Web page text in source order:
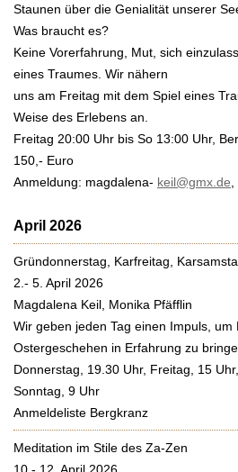
Staunen über die Genialität unserer
Was braucht es?
Keine Vorerfahrung, Mut, sich
eines Traumes. Wir nähern
uns am Freitag mit dem Spiel eines
Weise des Erlebens an.
Freitag 20:00 Uhr bis So 13:00 Uhr,
150,- Euro
Anmeldung: magdalena- keil@gmx.de
April 2026
Gründonnerstag, Karfreitag,
2.- 5. April 2026
Magdalena Keil, Monika Pfäfflin
Wir geben jeden Tag einen Impuls, um
Ostergeschehen in Erfahrung zu
Donnerstag, 19.30 Uhr, Freitag, 15
Sonntag, 9 Uhr
Anmeldeliste Bergkranz
Meditation im Stile des Za-Zen